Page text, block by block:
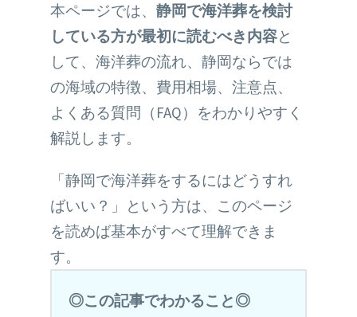
本ページでは、 静岡で海洋葬を検討
している方が最初に読むべき内容と
して、海洋葬の流れ、静岡ならでは
の海域の特徴、費用相場、注意点、
よくある質問（FAQ）をわかりやすく
解説します。
「静岡で海洋葬をするにはどうすれ
ばいい？」という方は、このページ
を読めば基本がすべて理解できま
す。
◎この記事でわかること◎